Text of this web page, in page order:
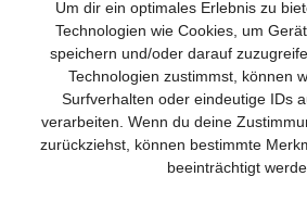
Um dir ein optimales Erlebnis zu
Technologien wie Cookies, um
speichern und/oder darauf
Technologien zustimmst, können
Surfverhalten oder eindeutige IDs
verarbeiten. Wenn du deine
zurückziehst, können bestimmte
beeinträchtigt
Mundsburger Damm 6
22087 Hamburg
Kontakt
Telefon: 0 40 / 42 91 77-0
E-Mail:post@wm-medien.de
Web:www.wm-medien.de